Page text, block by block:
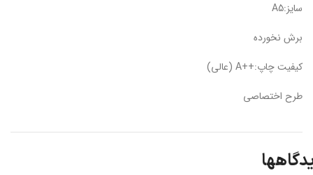
سایز:A5
برش نخورده
کیفیت چاپ:++A (عالی)
طرح اختصاصی